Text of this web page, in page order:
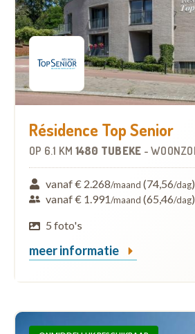
Résidence Top Senior
OP 6.1 KM 1480 TUBEKE -
vanaf € 2.268/maand (74,56/dag)
vanaf € 1.991/maand (65,46/dag)
5 foto's
meer informatie